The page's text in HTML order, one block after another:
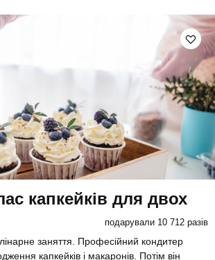
капкейків для двох
подарували 10 712 разів
заняття. Професійний кондитер
капкейків і макаронів. Потім він